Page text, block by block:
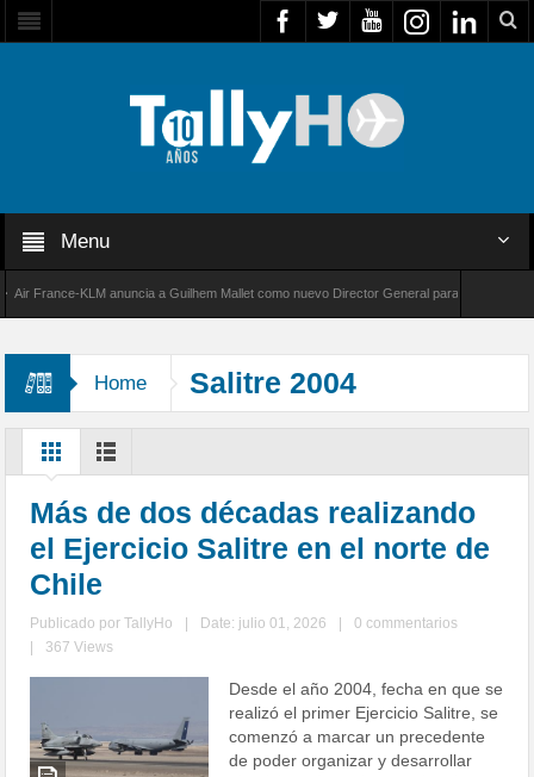
Menu
France-KLM anuncia a Guilhem Mallet como nuevo Director General para América Latina
Home Salitre 2004
Más de dos décadas realizando
el Ejercicio Salitre en el norte de
Chile
Publicado porTallyHo Date: julio 01, 2026
0 commentarios
367 Views
Desde el año 2004, fecha en que se
realizó el primer Ejercicio Salitre, se
comenzó a marcar un precedente
de poder organizar y desarrollar